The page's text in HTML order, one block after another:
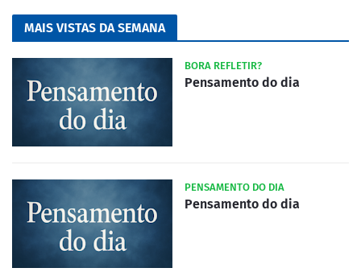
MAIS VISTAS DA SEMANA
BORA REFLETIR?
Pensamento do dia
PENSAMENTO DO DIA
Pensamento do dia